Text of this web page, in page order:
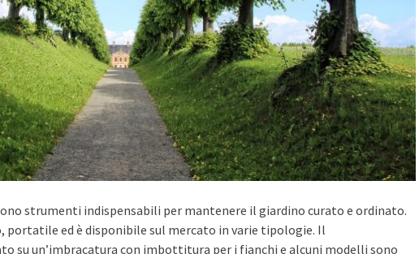
strumenti indispensabili per mantenere il giardino curato e ordinato.
ed è disponibile sul mercato in varie tipologie. Il
su un’imbracatura con imbottitura per i fianchi e alcuni modelli sono